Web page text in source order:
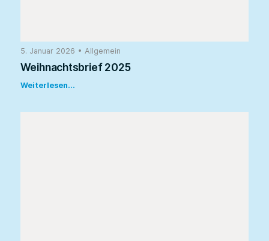
5. Januar 2026 • Allgemein
Weihnachtsbrief 2025
Weiterlesen...